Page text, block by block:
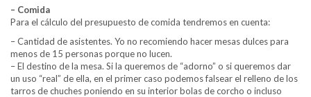
– Comida
Para el cálculo del presupuesto de comida tendremos en cuenta:
– Cantidad de asistentes. Yo no recomiendo hacer mesas dulces para
menos de 15 personas porque no lucen.
– El destino de la mesa. Si la queremos de “adorno” o si queremos dar
un uso “real” de ella, en el primer caso podemos falsear el relleno de los
tarros de chuches poniendo en su interior bolas de corcho o incluso